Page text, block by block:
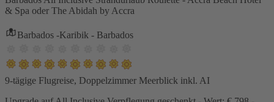
& Spa oder The Abidah by Accra
Barbados -Karibik - Barbados
9-tägige Flugreise, Doppelzimmer Meerblick inkl. AI